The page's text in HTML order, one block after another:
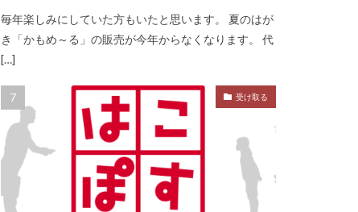
毎年楽しみにしていた方もいたと思います。 夏のはが
き「かもめ～る」の販売が今年からなくなります。 代
[…]
受け取る